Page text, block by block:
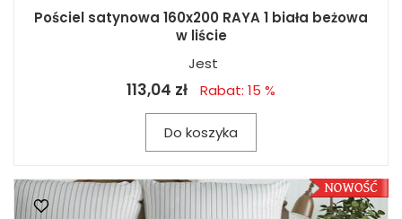
Pościel satynowa 160x200 RAYA 1 biała beżowa
w liście
Jest
113,04 zł Rabat: 15 %
Do koszyka